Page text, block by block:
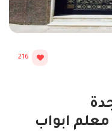
216
افضل معلم ابواب